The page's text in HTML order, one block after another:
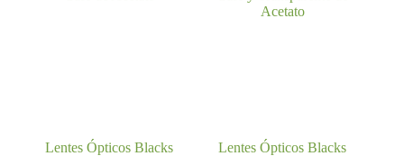
Lentes Ópticos Blacks
Lentes Ópticos Blacks